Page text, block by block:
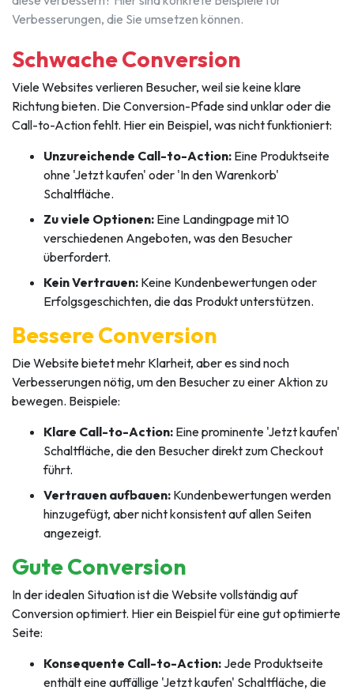
Verbesserungen, die Sie umsetzen können.
Schwache Conversion
Viele Websites verlieren Besucher, weil sie keine klare
Richtung bieten. Die Conversion-Pfade sind unklar oder die
Call-to-Action fehlt. Hier ein Beispiel, was nicht funktioniert:
Unzureichende Call-to-Action: Eine Produktseite
ohne 'Jetzt kaufen' oder 'In den Warenkorb'
Schaltfläche.
Zu viele Optionen: Eine Landingpage mit 10
verschiedenen Angeboten, was den Besucher
überfordert.
Kein Vertrauen: Keine Kundenbewertungen oder
Erfolgsgeschichten, die das Produkt unterstützen.
Bessere Conversion
Die Website bietet mehr Klarheit, aber es sind noch
Verbesserungen nötig, um den Besucher zu einer Aktion zu
bewegen. Beispiele:
Klare Call-to-Action: Eine prominente 'Jetzt kaufen'
Schaltfläche, die den Besucher direkt zum Checkout
führt.
Vertrauen aufbauen: Kundenbewertungen werden
hinzugefügt, aber nicht konsistent auf allen Seiten
angezeigt.
Gute Conversion
In der idealen Situation ist die Website vollständig auf
Conversion optimiert. Hier ein Beispiel für eine gut optimierte
Seite:
Konsequente Call-to-Action: Jede Produktseite
enthält eine auffällige 'Jetzt kaufen' Schaltfläche, die